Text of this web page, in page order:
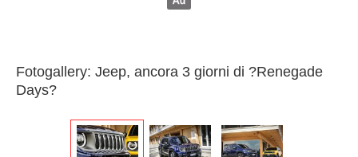
Fotogallery: Jeep, ancora 3 giorni di ?Renegade
Days?